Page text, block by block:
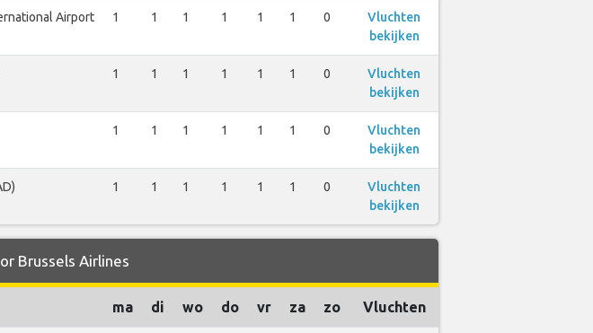
Airport
1 1 1 1 1 1 0
Vluchten
bekijken
1 1 1 1 1 1 0
Vluchten
bekijken
1 1 1 1 1 1 0
Vluchten
bekijken
1 1 1 1 1 1 0
Vluchten
bekijken
Brussels Airlines
ma di wo do vr za zo Vluchten